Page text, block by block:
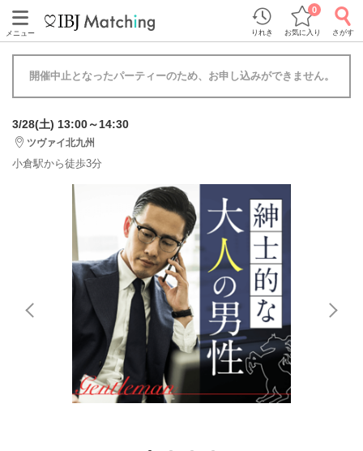
メニュー りれき お気に入り
0
さがす
開催中止となったパーティーのため、お申し込みができません。
3/28(土) 13:00～14:30
ツヴァイ北九州
小倉駅から徒歩3分